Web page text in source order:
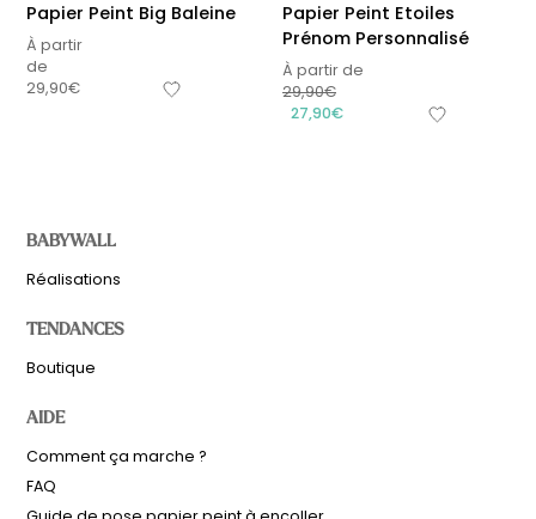
Papier Peint Big Baleine
À partir
de
29,90€
Papier Peint Etoiles
Prénom Personnalisé
À partir de
29,90€
27,90€
BABYWALL
Réalisations
TENDANCES
Boutique
AIDE
Comment ça marche ?
FAQ